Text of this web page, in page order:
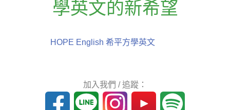
學英文的新希望
HOPE English 希平方學英文
加入我們 / 追蹤：